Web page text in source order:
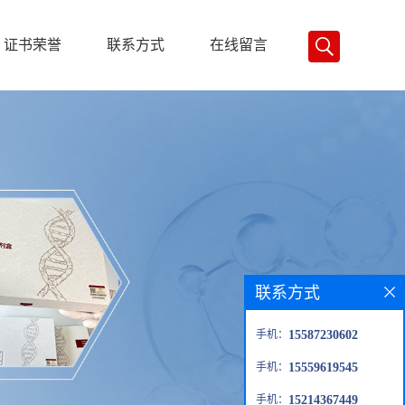
证书荣誉 联系方式 在线留言
联系方式
手机： 15587230602
手机： 15559619545
手机： 15214367449